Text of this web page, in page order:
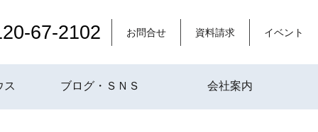
67-2102 お問合せ 資料請求 イベント
ス ブログ・ＳＮＳ 会社案内